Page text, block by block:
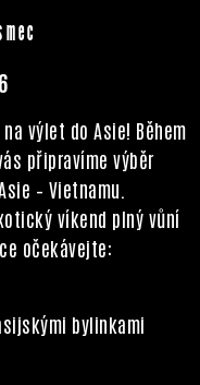
výlet do Asie! Během
připravíme výběr
– Vietnamu.
víkend plný vůní
očekávejte:
bylinkami